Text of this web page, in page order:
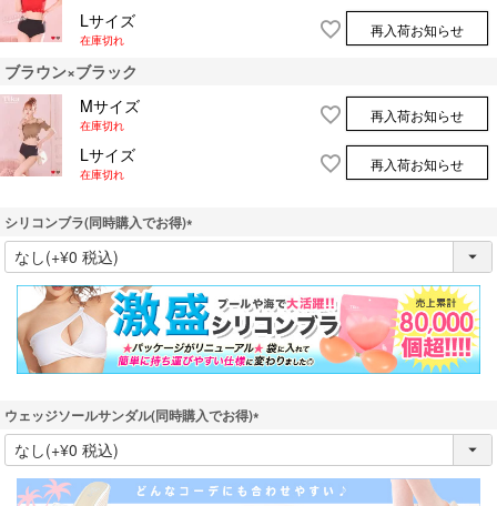
Lサイズ
在庫切れ
再入荷お知らせ
ブラウン×ブラック
Mサイズ
在庫切れ
再入荷お知らせ
Lサイズ
在庫切れ
再入荷お知らせ
シリコンブラ(同時購入でお得)
(
必
須
)
ウェッジソールサンダル(同時購入でお得)
(
必
須
)